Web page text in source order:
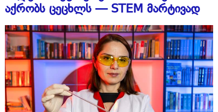
აქრობს ცეცხლს — STEM მარტივად